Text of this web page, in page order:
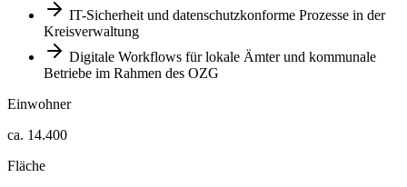
IT-Sicherheit und datenschutzkonforme Prozesse in der
Kreisverwaltung
Digitale Workflows für lokale Ämter und kommunale
Betriebe im Rahmen des OZG
Einwohner
ca. 14.400
Fläche